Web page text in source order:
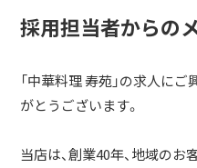
採用担当者からの
「中華料理 寿苑」の求人に
がとうございます。
当店は、創業40年、地域の